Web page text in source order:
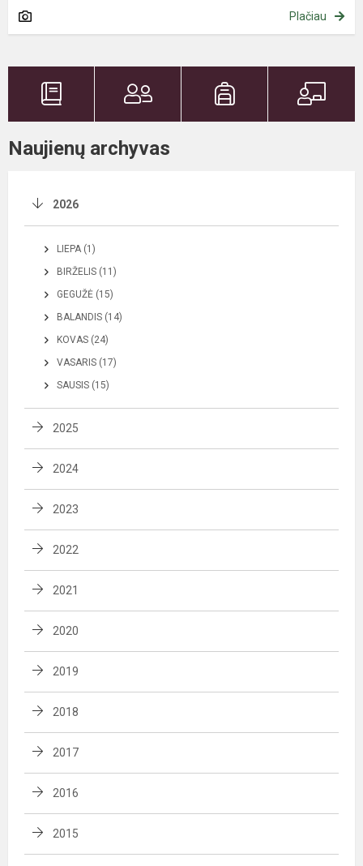
Plačiau
Naujienų archyvas
2026
LIEPA (1)
BIRŽELIS (11)
GEGUŽĖ (15)
BALANDIS (14)
KOVAS (24)
VASARIS (17)
SAUSIS (15)
2025
2024
2023
2022
2021
2020
2019
2018
2017
2016
2015